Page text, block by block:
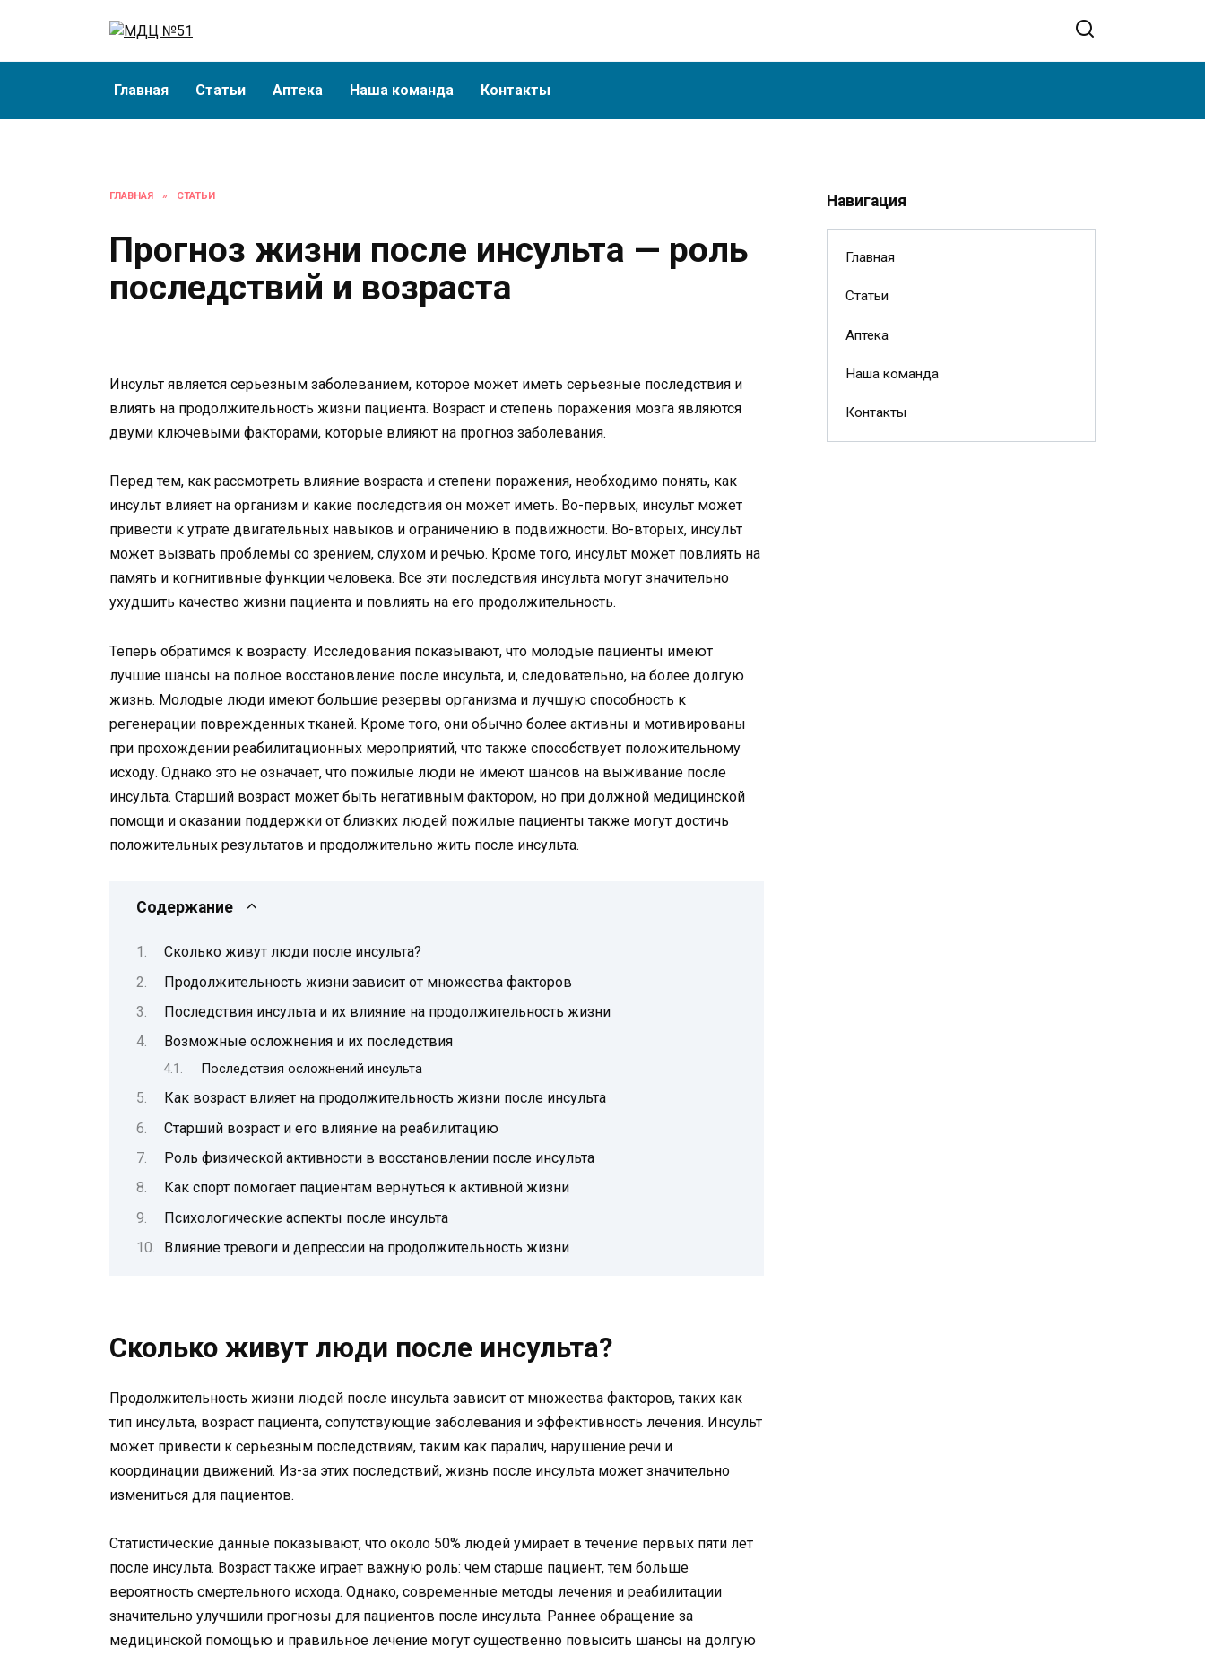
Главная Статьи Аптека Наша команда Контакты
ГЛАВНАЯ » СТАТЬИ
Прогноз жизни после инсульта — роль
последствий и возраста
Инсульт является серьезным заболеванием, которое может иметь серьезные последствия и
влиять на продолжительность жизни пациента. Возраст и степень поражения мозга являются
двуми ключевыми факторами, которые влияют на прогноз заболевания.
Перед тем, как рассмотреть влияние возраста и степени поражения, необходимо понять, как
инсульт влияет на организм и какие последствия он может иметь. Во-первых, инсульт может
привести к утрате двигательных навыков и ограничению в подвижности. Во-вторых, инсульт
может вызвать проблемы со зрением, слухом и речью. Кроме того, инсульт может повлиять на
память и когнитивные функции человека. Все эти последствия инсульта могут значительно
ухудшить качество жизни пациента и повлиять на его продолжительность.
Теперь обратимся к возрасту. Исследования показывают, что молодые пациенты имеют
лучшие шансы на полное восстановление после инсульта, и, следовательно, на более долгую
жизнь. Молодые люди имеют большие резервы организма и лучшую способность к
регенерации поврежденных тканей. Кроме того, они обычно более активны и мотивированы
при прохождении реабилитационных мероприятий, что также способствует положительному
исходу. Однако это не означает, что пожилые люди не имеют шансов на выживание после
инсульта. Старший возраст может быть негативным фактором, но при должной медицинской
помощи и оказании поддержки от близких людей пожилые пациенты также могут достичь
положительных результатов и продолжительно жить после инсульта.
Содержание
Сколько живут люди после инсульта?
Продолжительность жизни зависит от множества факторов
Последствия инсульта и их влияние на продолжительность жизни
Возможные осложнения и их последствия
Последствия осложнений инсульта
Как возраст влияет на продолжительность жизни после инсульта
Старший возраст и его влияние на реабилитацию
Роль физической активности в восстановлении после инсульта
Как спорт помогает пациентам вернуться к активной жизни
Психологические аспекты после инсульта
Влияние тревоги и депрессии на продолжительность жизни
Сколько живут люди после инсульта?
Продолжительность жизни людей после инсульта зависит от множества факторов, таких как
тип инсульта, возраст пациента, сопутствующие заболевания и эффективность лечения. Инсульт
может привести к серьезным последствиям, таким как паралич, нарушение речи и
координации движений. Из-за этих последствий, жизнь после инсульта может значительно
измениться для пациентов.
Статистические данные показывают, что около 50% людей умирает в течение первых пяти лет
после инсульта. Возраст также играет важную роль: чем старше пациент, тем больше
вероятность смертельного исхода. Однако, современные методы лечения и реабилитации
значительно улучшили прогнозы для пациентов после инсульта. Раннее обращение за
медицинской помощью и правильное лечение могут существенно повысить шансы на долгую
Навигация
Главная
Статьи
Аптека
Наша команда
Контакты